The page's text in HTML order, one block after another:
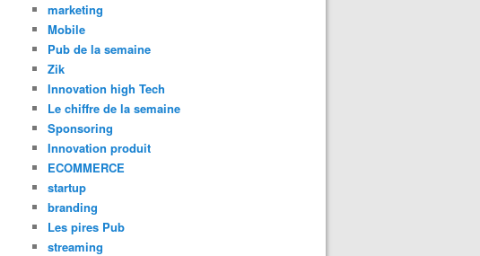
marketing
Mobile
Pub de la semaine
Zik
Innovation high Tech
Le chiffre de la semaine
Sponsoring
Innovation produit
ECOMMERCE
startup
branding
Les pires Pub
streaming